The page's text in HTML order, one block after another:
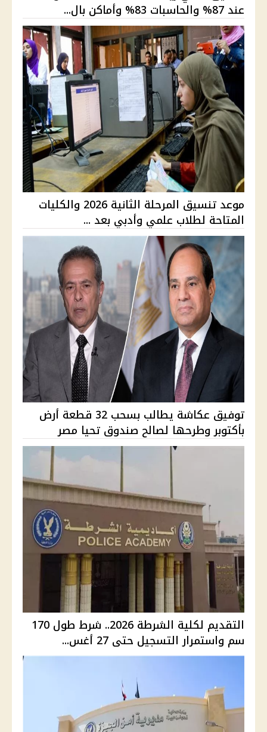
عند 87% والحاسبات 83% وأماكن بال...
موعد تنسيق المرحلة الثانية 2026 والكليات
المتاحة لطلاب علمي وأدبي بعد ...
توفيق عكاشة يطالب بسحب 32 قطعة أرض
بأكتوبر وطرحها لصالح صندوق تحيا مصر
التقديم لكلية الشرطة 2026.. شرط طول 170
سم واستمرار التسجيل حتى 27 أغس...